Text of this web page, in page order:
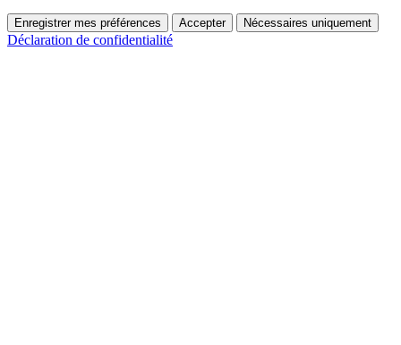
Enregistrer mes préférences Accepter Nécessaires uniquement
Déclaration de confidentialité